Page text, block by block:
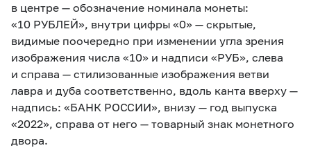
в центре — обозначение номинала монеты:
«10 РУБЛЕЙ», внутри цифры «0» — скрытые,
видимые поочередно при изменении угла зрения
изображения числа «10» и надписи «РУБ», cлева
и справа — стилизованные изображения ветви
лавра и дуба соответственно, вдоль канта вверху —
надпись: «БАНК РОССИИ», внизу — год выпуска
«2022», справа от него — товарный знак монетного
двора.